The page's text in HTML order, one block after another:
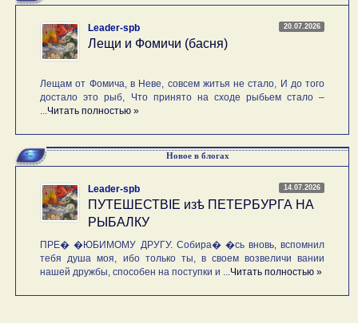
20.07.2026
Leader-spb
Лещи и Фомичи (басня)
Лещам от Фомича, в Неве, совсем житья не стало, И до того
достало это рыб, Что принято на сходе рыбьем стало –
...Читать полностью »
Новое в блогах
14.07.2026
Leader-spb
ПУТЕШЕСТВIE изѣ ПЕТЕРБУРГА НА
РЫБАЛКУ
ПРЕ� �ЮБИМОМУ ДРУГУ. Собира� �сь вновь, вспомнил
тебя душа моя, ибо только ты, в своем возвеличи вании
нашей дружбы, способен на поступки и ...Читать полностью »